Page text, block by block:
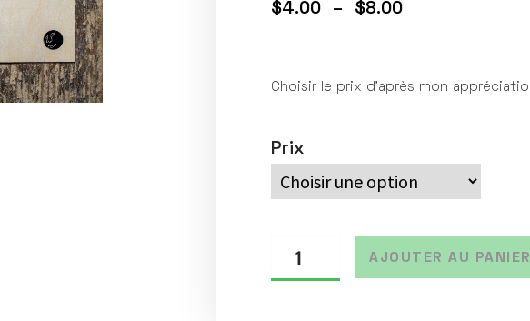
$4.00 – $8.00
Choisir le prix d’après mon
Prix
AJOUTER AU